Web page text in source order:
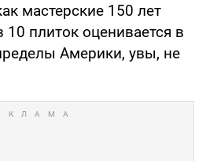
мастерские 150 лет
плиток оценивается в
Америки, увы, не